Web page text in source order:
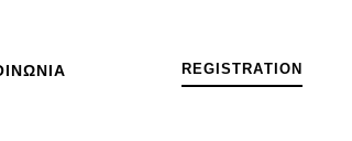
R EG ST RAT O N